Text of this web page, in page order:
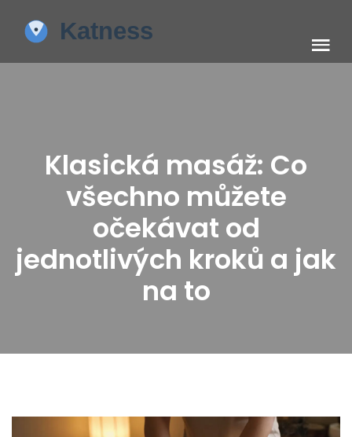
Klasická masáž: Co
všechno můžete
očekávat od
jednotlivých kroků a jak
na to